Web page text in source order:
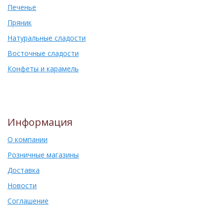
Печенье
Пряник
Натуральные сладости
Восточные сладости
Конфеты и карамель
Информация
О компании
Розничные магазины
Доставка
Новости
Соглашение